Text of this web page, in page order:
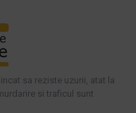
sa reziste uzurii, atat la
si traficul sunt